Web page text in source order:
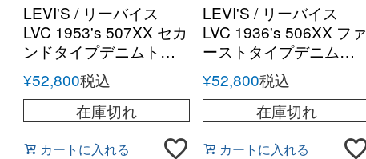
LEVI'S / リーバイス
LVC 1953's 507XX セカ
ンドタイプデニムトラ
ッカージャケット
¥52,800税込
在庫切れ
カートに入れる
LEVI'S / リーバイス
LVC 1936's 506XX ファ
ーストタイプデニムジ
ャケット
¥52,800税込
在庫切れ
カートに入れる